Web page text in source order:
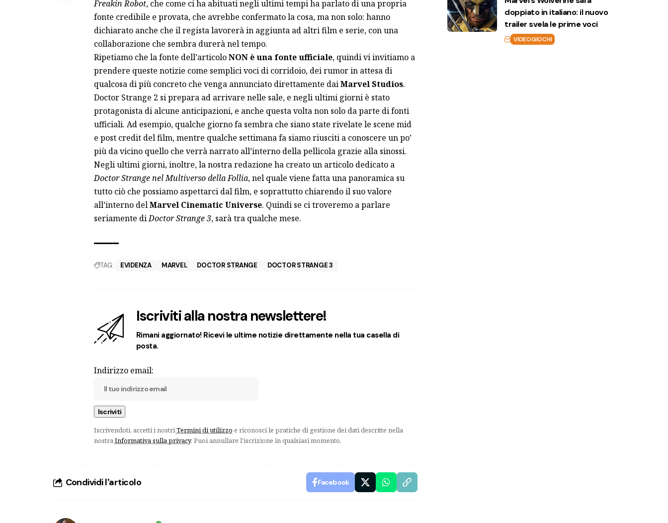
Freakin Robot, che come ci ha abituati negli ultimi tempi ha parlato di una propria
fonte credibile e provata, che avrebbe confermato la cosa, ma non solo: hanno
dichiarato anche che il regista lavorerà in aggiunta ad altri film e serie, con una
collaborazione che sembra durerà nel tempo.
Ripetiamo che la fonte dell’articoloNON è una fonte ufficiale, quindi vi invitiamo a
prendere queste notizie come semplici voci di corridoio, dei rumor in attesa di
qualcosa di più concreto che venga annunciato direttamente daiMarvel Studios.
Doctor Strange 2 si prepara ad arrivare nelle sale, e negli ultimi giorni è stato
protagonista di alcune anticipazioni, e anche questa volta non solo da parte di fonti
ufficiali. Ad esempio, qualche giorno fa sembra che siano state rivelate le scene mid
e post creditdel film, mentre qualche settimana fa siamo riusciti a conoscere un po’
più da vicino quello che verrà narrato all’interno della pellicola grazie alla sinossi.
Negli ultimi giorni, inoltre, la nostra redazione ha creatoun articolo dedicatoa
Doctor Strange nel Multiverso della Follia, nel quale viene fatta una panoramica su
tutto ciò che possiamo aspettarci dal film, e soprattutto chiarendo il suo valore
all’interno delMarvel Cinematic Universe. Quindi se ci troveremo a parlare
seriamente diDoctor Strange 3, sarà tra qualche mese.
TAG: EVIDENZA MARVEL DOCTOR STRANGE DOCTOR STRANGE 3
Iscriviti alla nostra newslettere!
Rimani aggiornato! Ricevi le ultime notizie direttamente nella tua casella di
posta.
Indirizzo email:
Iscrivendoti, accetti i nostriTermini di utilizzo e riconosci le pratiche di gestione dei dati descritte nella
nostraInformativa sulla privacy. Puoi annullare l'iscrizione in qualsiasi momento.
Condividi l'articolo Facebook
doppiato in italiano: il nuovo
trailer svela le prime voci
VIDEOGIOCHI